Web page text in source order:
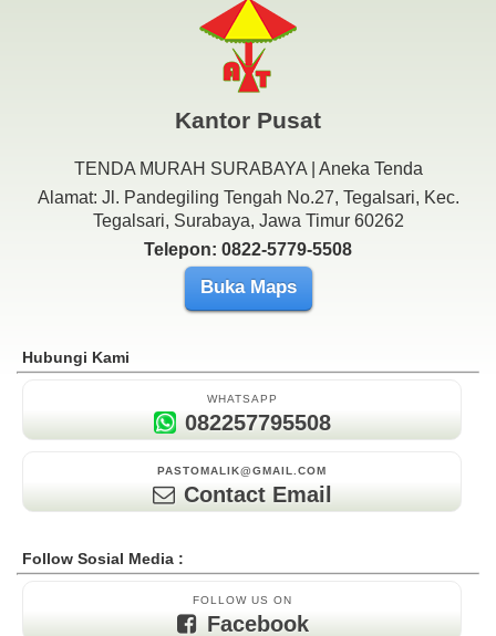
Kantor Pusat
TENDA MURAH SURABAYA | Aneka Tenda
Alamat: Jl. Pandegiling Tengah No.27, Tegalsari, Kec.
Tegalsari, Surabaya, Jawa Timur 60262
Telepon: 0822-5779-5508
Buka Maps
Hubungi Kami
WHATSAPP
082257795508
PASTOMALIK@GMAIL.COM
Contact Email
Follow Sosial Media :
FOLLOW US ON
Facebook